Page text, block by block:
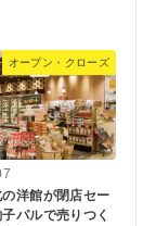
オープン・クローズ
の洋館が閉店セー
パルで売りつく